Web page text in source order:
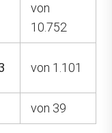
von
10.752
von 1.101
von 39